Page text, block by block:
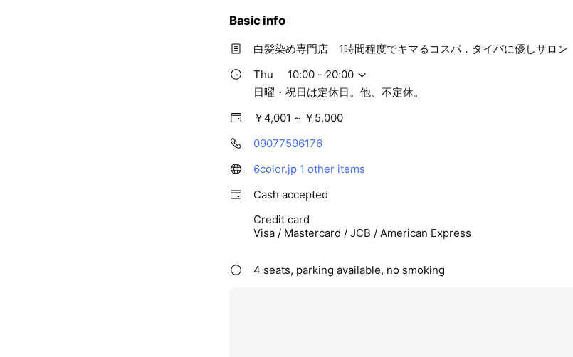
Basic info
白髪染め専門店 1時間程度でキマるコスパ．タイパに優しサロン
Thu
10:00 - 20:00
日曜・祝日は定休日。他、不定休。
￥4,001 ~ ￥5,000
09077596176
6color.jp 1 other items
Cash accepted
Credit card
Visa / Mastercard / JCB / American Express
4 seats, parking available, no smoking